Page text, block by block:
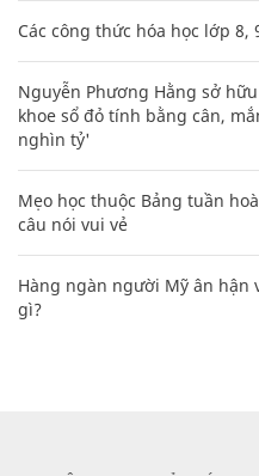
Các công thức hóa học lớp 8,
Nguyễn Phương Hằng sở
khoe sổ đỏ tính bằng cân,
nghìn tỷ'
Mẹo học thuộc Bảng tuần
câu nói vui vẻ
Hàng ngàn người Mỹ ân hận
gì?